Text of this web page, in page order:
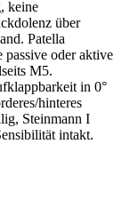
keine
über
Patella
oder aktive
M5.
in 0°
hinteres
Steinmann I
intakt.